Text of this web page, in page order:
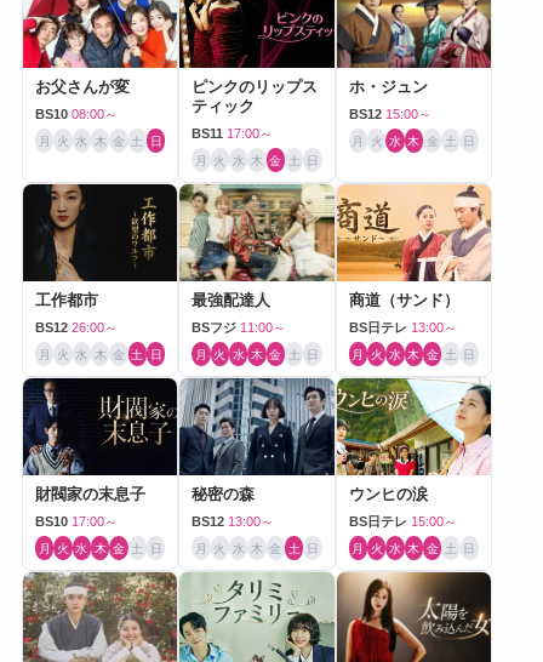
お父さんが変
BS10 08:00～
月 火 水 木 金 土 日
ピンクのリップス
ティック
BS11 17:00～
月 火 水 木 金 土 日
ホ・ジュン
BS12 15:00～
月 火 水 木 金 土 日
工作都市
BS12 26:00～
月 火 水 木 金 土 日
最強配達人
BSフジ 11:00～
月 火 水 木 金 土 日
商道（サンド）
BS日テレ 13:00～
月 火 水 木 金 土 日
財閥家の末息子
BS10 17:00～
月 火 水 木 金 土 日
秘密の森
BS12 13:00～
月 火 水 木 金 土 日
ウンヒの涙
BS日テレ 15:00～
月 火 水 木 金 土 日